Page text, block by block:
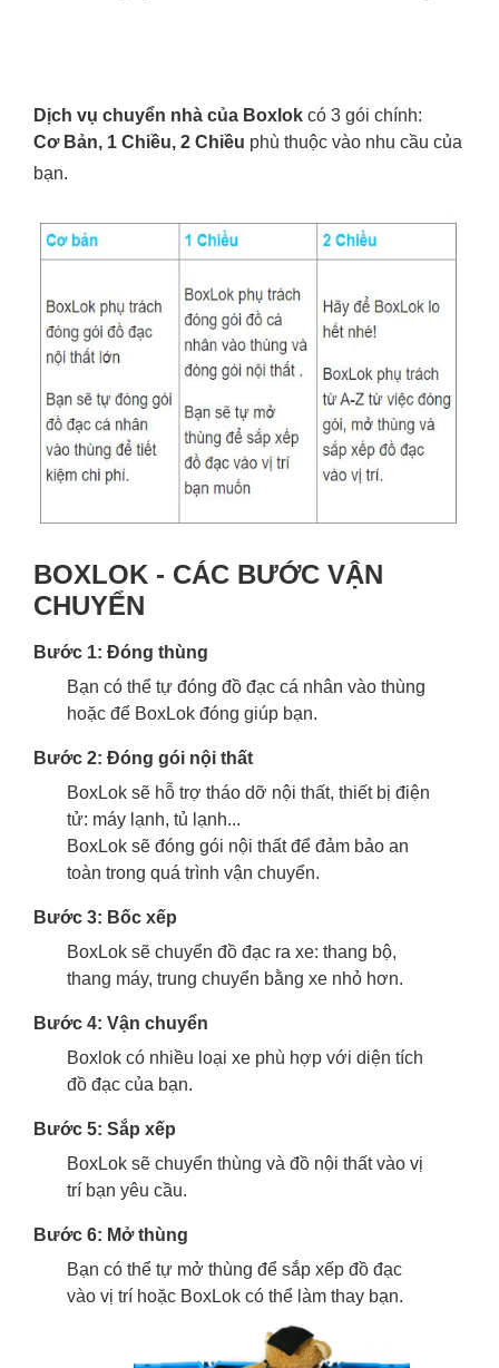
Dịch vụ chuyển nhà của Boxlok có 3 gói chính:
Cơ Bản, 1 Chiều, 2 Chiều phù thuộc vào nhu cầu của
bạn.
BOXLOK - CÁC BƯỚC VẬN
CHUYỂN
Bước 1: Đóng thùng
Bạn có thể tự đóng đồ đạc cá nhân vào thùng
hoặc để BoxLok đóng giúp bạn.
Bước 2: Đóng gói nội thất
BoxLok sẽ hỗ trợ tháo dỡ nội thất, thiết bị điện
tử: máy lạnh, tủ lạnh...
BoxLok sẽ đóng gói nội thất để đảm bảo an
toàn trong quá trình vận chuyển.
Bước 3: Bốc xếp
BoxLok sẽ chuyển đồ đạc ra xe: thang bộ,
thang máy, trung chuyển bằng xe nhỏ hơn.
Bước 4: Vận chuyển
Boxlok có nhiều loại xe phù hợp với diện tích
đồ đạc của bạn.
Bước 5: Sắp xếp
BoxLok sẽ chuyển thùng và đồ nội thất vào vị
trí bạn yêu cầu.
Bước 6: Mở thùng
Bạn có thể tự mở thùng để sắp xếp đồ đạc
vào vị trí hoặc BoxLok có thể làm thay bạn.